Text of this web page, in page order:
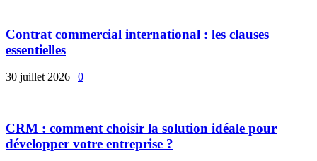
Contrat commercial international : les clauses
essentielles
30 juillet 2026 | 0
CRM : comment choisir la solution idéale pour
développer votre entreprise ?